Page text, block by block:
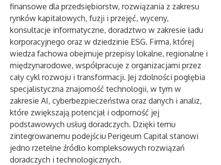
finansowe dla przedsiębiorstw, rozwiązania z zakresu
rynków kapitałowych, fuzji i przejęć, wyceny,
konsultacje informatyczne, doradztwo w zakresie ładu
korporacyjnego oraz w dziedzinie ESG. Firma, której
wiedza fachowa obejmuje przepisy lokalne, regionalne i
międzynarodowe, współpracuje z organizacjami przez
cały cykl rozwoju i transformacji. Jej zdolności pogłębia
specjalistyczna znajomość technologii, w tym w
zakresie AI, cyberbezpieczeństwa oraz danych i analiz,
które zwiększają potencjał i odporność jej
podstawowych usług doradczych. Dzięki temu
zintegrowanemu podejściu Perigeum Capital stanowi
jedno rzetelne źródło kompleksowych rozwiązań
doradczych i technologicznych.